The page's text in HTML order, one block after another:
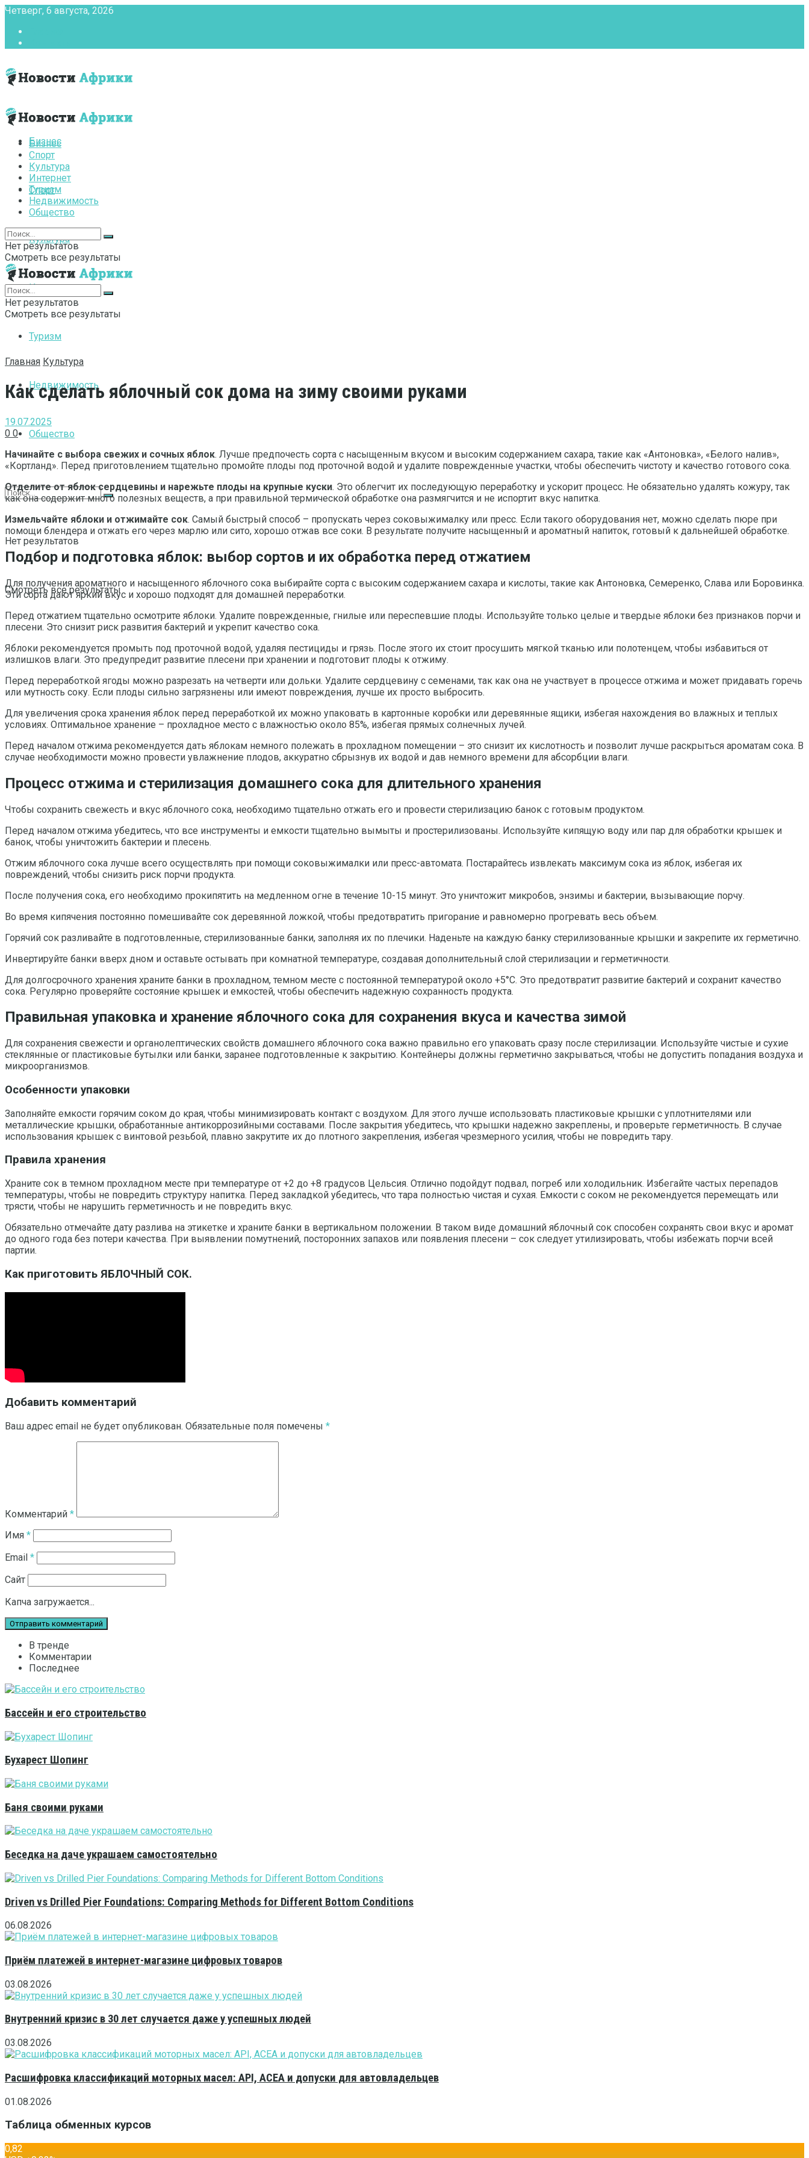
Четверг, 6 августа, 2026
Бизнес
Спорт
Культура
Интернет
Туризм
Недвижимость
Общество
Нет результатов
Смотреть все результаты
Бизнес
Спорт
Культура
Интернет
Туризм
Недвижимость
Общество
Нет результатов
Смотреть все результаты
Нет результатов
Смотреть все результаты
Главная Культура
Как сделать яблочный сок дома на зиму своими руками
19.07.2025
0 0
Начинайте с выбора свежих и сочных яблок. Лучше предпочесть сорта с насыщенным вкусом и высоким содержанием сахара, такие как «Антоновка», «Белого налив»,
«Кортланд». Перед приготовлением тщательно промойте плоды под проточной водой и удалите поврежденные участки, чтобы обеспечить чистоту и качество готового сока.
Отделите от яблок сердцевины и нарежьте плоды на крупные куски. Это облегчит их последующую переработку и ускорит процесс. Не обязательно удалять кожуру, так
как она содержит много полезных веществ, а при правильной термической обработке она размягчится и не испортит вкус напитка.
Измельчайте яблоки и отжимайте сок. Самый быстрый способ – пропускать через соковыжималку или пресс. Если такого оборудования нет, можно сделать пюре при
помощи блендера и отжать его через марлю или сито, хорошо отжав все соки. В результате получите насыщенный и ароматный напиток, готовый к дальнейшей обработке.
Подбор и подготовка яблок: выбор сортов и их обработка перед отжатием
Для получения ароматного и насыщенного яблочного сока выбирайте сорта с высоким содержанием сахара и кислоты, такие как Антоновка, Семеренко, Слава или Боровинка.
Эти сорта дают яркий вкус и хорошо подходят для домашней переработки.
Перед отжатием тщательно осмотрите яблоки. Удалите поврежденные, гнилые или переспевшие плоды. Используйте только целые и твердые яблоки без признаков порчи и
плесени. Это снизит риск развития бактерий и укрепит качество сока.
Яблоки рекомендуется промыть под проточной водой, удаляя пестициды и грязь. После этого их стоит просушить мягкой тканью или полотенцем, чтобы избавиться от
излишков влаги. Это предупредит развитие плесени при хранении и подготовит плоды к отжиму.
Перед переработкой ягоды можно разрезать на четверти или дольки. Удалите сердцевину с семенами, так как она не участвует в процессе отжима и может придавать горечь
или мутность соку. Если плоды сильно загрязнены или имеют повреждения, лучше их просто выбросить.
Для увеличения срока хранения яблок перед переработкой их можно упаковать в картонные коробки или деревянные ящики, избегая нахождения во влажных и теплых
условиях. Оптимальное хранение – прохладное место с влажностью около 85%, избегая прямых солнечных лучей.
Перед началом отжима рекомендуется дать яблокам немного полежать в прохладном помещении – это снизит их кислотность и позволит лучше раскрыться ароматам сока. В
случае необходимости можно провести увлажнение плодов, аккуратно сбрызнув их водой и дав немного времени для абсорбции влаги.
Процесс отжима и стерилизация домашнего сока для длительного хранения
Чтобы сохранить свежесть и вкус яблочного сока, необходимо тщательно отжать его и провести стерилизацию банок с готовым продуктом.
Перед началом отжима убедитесь, что все инструменты и емкости тщательно вымыты и простерилизованы. Используйте кипящую воду или пар для обработки крышек и
банок, чтобы уничтожить бактерии и плесень.
Отжим яблочного сока лучше всего осуществлять при помощи соковыжималки или пресс-автомата. Постарайтесь извлекать максимум сока из яблок, избегая их
повреждений, чтобы снизить риск порчи продукта.
После получения сока, его необходимо прокипятить на медленном огне в течение 10-15 минут. Это уничтожит микробов, энзимы и бактерии, вызывающие порчу.
Во время кипячения постоянно помешивайте сок деревянной ложкой, чтобы предотвратить пригорание и равномерно прогревать весь объем.
Горячий сок разливайте в подготовленные, стерилизованные банки, заполняя их по плечики. Наденьте на каждую банку стерилизованные крышки и закрепите их герметично.
Инвертируйте банки вверх дном и оставьте остывать при комнатной температуре, создавая дополнительный слой стерилизации и герметичности.
Для долгосрочного хранения храните банки в прохладном, темном месте с постоянной температурой около +5°C. Это предотвратит развитие бактерий и сохранит качество
сока. Регулярно проверяйте состояние крышек и емкостей, чтобы обеспечить надежную сохранность продукта.
Правильная упаковка и хранение яблочного сока для сохранения вкуса и качества зимой
Для сохранения свежести и органолептических свойств домашнего яблочного сока важно правильно его упаковать сразу после стерилизации. Используйте чистые и сухие
стеклянные or пластиковые бутылки или банки, заранее подготовленные к закрытию. Контейнеры должны герметично закрываться, чтобы не допустить попадания воздуха и
микроорганизмов.
Особенности упаковки
Заполняйте емкости горячим соком до края, чтобы минимизировать контакт с воздухом. Для этого лучше использовать пластиковые крышки с уплотнителями или
металлические крышки, обработанные антикоррозийными составами. После закрытия убедитесь, что крышки надежно закреплены, и проверьте герметичность. В случае
использования крышек с винтовой резьбой, плавно закрутите их до плотного закрепления, избегая чрезмерного усилия, чтобы не повредить тару.
Правила хранения
Храните сок в темном прохладном месте при температуре от +2 до +8 градусов Цельсия. Отлично подойдут подвал, погреб или холодильник. Избегайте частых перепадов
температуры, чтобы не повредить структуру напитка. Перед закладкой убедитесь, что тара полностью чистая и сухая. Емкости с соком не рекомендуется перемещать или
трясти, чтобы не нарушить герметичность и не повредить вкус.
Обязательно отмечайте дату разлива на этикетке и храните банки в вертикальном положении. В таком виде домашний яблочный сок способен сохранять свои вкус и аромат
до одного года без потери качества. При выявлении помутнений, посторонних запахов или появления плесени – сок следует утилизировать, чтобы избежать порчи всей
партии.
Как приготовить ЯБЛОЧНЫЙ СОК.
Добавить комментарий
Ваш адрес email не будет опубликован. Обязательные поля помечены *
Комментарий *
Имя *
Email *
Сайт
Капча загружается...
В тренде
Комментарии
Последнее
Бассейн и его строительство
Бухарест Шопинг
Баня своими руками
Беседка на даче украшаем самостоятельно
Driven vs Drilled Pier Foundations: Comparing Methods for Different Bottom Conditions
06.08.2026
Приём платежей в интернет-магазине цифровых товаров
03.08.2026
Внутренний кризис в 30 лет случается даже у успешных людей
03.08.2026
Расшифровка классификаций моторных масел: API, ACEA и допуски для автовладельцев
01.08.2026
Таблица обменных курсов
0,82